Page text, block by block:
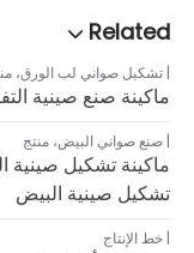
تشكيل صواني لب الورق،
ماكينة صنع صينية
صنع صواني البيض، منتج
تشكيل صينية البيض
خط الإنتاج